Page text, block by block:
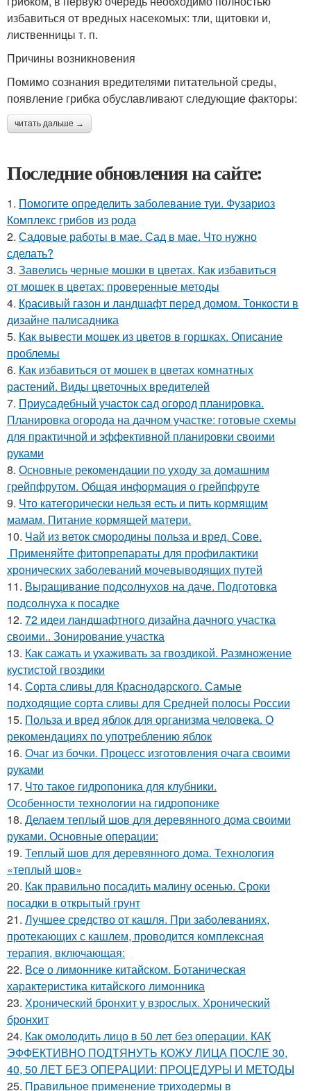
избавиться от вредных насекомых: тли, щитовки и,
лиственницы т. п.
Причины возникновения
Помимо сознания вредителями питательной среды,
появление грибка обуславливают следующие факторы:
читать дальше →
Последние обновления на сайте:
1. Помогите определить заболевание туи. Фузариоз
Комплекс грибов из рода
2. Садовые работы в мае. Сад в мае. Что нужно
сделать?
3. Завелись черные мошки в цветах. Как избавиться
от мошек в цветах: проверенные методы
4. Красивый газон и ландшафт перед домом. Тонкости в
дизайне палисадника
5. Как вывести мошек из цветов в горшках. Описание
проблемы
6. Как избавиться от мошек в цветах комнатных
растений. Виды цветочных вредителей
7. Приусадебный участок сад огород планировка.
Планировка огорода на дачном участке: готовые схемы
для практичной и эффективной планировки своими
руками
8. Основные рекомендации по уходу за домашним
грейпфрутом. Общая информация о грейпфруте
9. Что категорически нельзя есть и пить кормящим
мамам. Питание кормящей матери.
10. Чай из веток смородины польза и вред. Сове.
Применяйте фитопрепараты для профилактики
хронических заболеваний мочевыводящих путей
11. Выращивание подсолнухов на даче. Подготовка
подсолнуха к посадке
12. 72 идеи ландшафтного дизайна дачного участка
своими.. Зонирование участка
13. Как сажать и ухаживать за гвоздикой. Размножение
кустистой гвоздики
14. Сорта сливы для Краснодарского. Самые
подходящие сорта сливы для Средней полосы России
15. Польза и вред яблок для организма человека. О
рекомендациях по употреблению яблок
16. Очаг из бочки. Процесс изготовления очага своими
руками
17. Что такое гидропоника для клубники.
Особенности технологии на гидропонике
18. Делаем теплый шов для деревянного дома своими
руками. Основные операции:
19. Теплый шов для деревянного дома. Технология
«теплый шов»
20. Как правильно посадить малину осенью. Сроки
посадки в открытый грунт
21. Лучшее средство от кашля. При заболеваниях,
протекающих с кашлем, проводится комплексная
терапия, включающая:
22. Все о лимоннике китайском. Ботаническая
характеристика китайского лимонника
23. Хронический бронхит у взрослых. Хронический
бронхит
24. Как омолодить лицо в 50 лет без операции. КАК
ЭФФЕКТИВНО ПОДТЯНУТЬ КОЖУ ЛИЦА ПОСЛЕ 30,
40, 50 ЛЕТ БЕЗ ОПЕРАЦИИ: ПРОЦЕДУРЫ И МЕТОДЫ
25. Правильное применение триходермы в